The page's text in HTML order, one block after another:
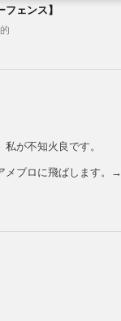
ェンス】
が不知火良です。
メブロに飛ばします。→